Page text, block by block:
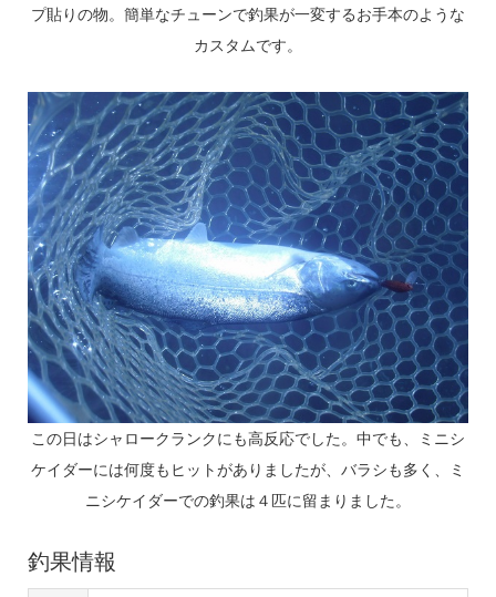
プ貼りの物。簡単なチューンで釣果が一変するお手本のような
カスタムです。
この日はシャロークランクにも高反応でした。中でも、ミニシ
ケイダーには何度もヒットがありましたが、バラシも多く、ミ
ニシケイダーでの釣果は４匹に留まりました。
釣果情報